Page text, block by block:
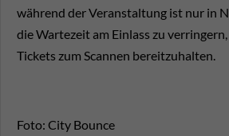
während der Veranstaltung ist nur in
die Wartezeit am Einlass zu
Tickets zum Scannen bereitzuhalten.
Foto: City Bounce